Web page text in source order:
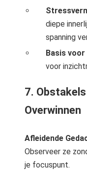
diepe
spanning
Basis
voor
7.
Overwinnen
Afleidende
Observeer ze
je focuspunt.